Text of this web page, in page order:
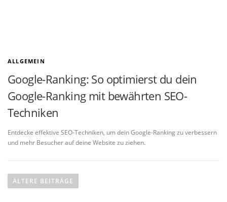
ALLGEMEIN
Google-Ranking: So optimierst du dein
Google-Ranking mit bewährten SEO-
Techniken
Entdecke effektive SEO-Techniken, um dein Google-Ranking zu verbessern
und mehr Besucher auf deine Website zu ziehen.
B
ÄLTERE BEITRÄGE